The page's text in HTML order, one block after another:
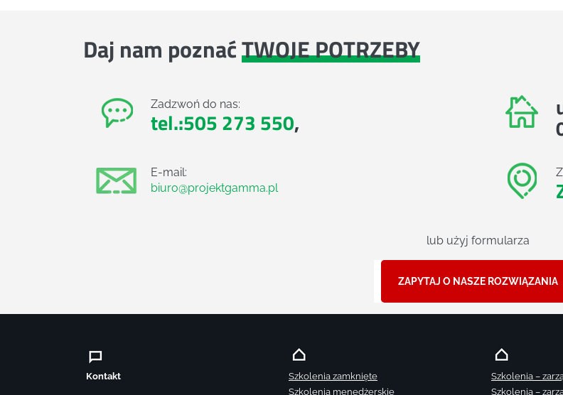
Daj nam poznaćTWOJE POTRZEBY
Zadzwoń do nas:
tel.:505 273 550,
E-mail:
biuro@projektgamma.pl
lub użyj formularza
ZAPYTAJ O NASZE ROZWIĄZANIA
Kontakt
Szkolenia zamknięte
Szkolenia menedżerskie
Szkolenia –
Szkolenia –